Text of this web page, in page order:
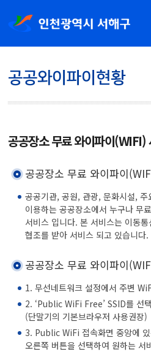
공공와이파이현황
공공장소 무료 와이파이(WIFI)
공공장소 무료 와이파이
공공기관, 공원, 관광, 문화시설,
이용하는 공공장소에서 누구나 무
서비스 입니다. 본 서비스는 이동
협조를 받아 서비스 되고 있습니다.
공공장소 무료 와이파이
1. 무선네트워크 설정에서 주변
2. ‘Public WiFi Free’ SSID를 선
(단말기의 기본브라우저 사용권장)
3. Public WiFi 접속화면 중앙에 있
오른쪽 버튼을 선택하여 원하는 서